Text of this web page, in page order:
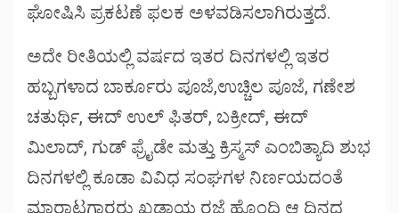
ಘೋಷಿಸಿ ಪ್ರಕಟಣೆ ಫಲಕ ಅಳವಡಿಸಲಾಗಿರುತ್ತದೆ.
ಅದೇ ರೀತಿಯಲ್ಲಿ ವರ್ಷದ ಇತರ ದಿನಗಳಲ್ಲಿ ಇತರ
ಹಬ್ಬಗಳಾದ ಬಾರ್ಕೂರು ಪೂಜೆ,ಉಚ್ಚಿಲ ಪೂಜೆ, ಗಣೇಶ
ಚತುರ್ಥಿ, ಈದ್ ಉಲ್ ಫಿತರ್, ಬಕ್ರೀದ್, ಈದ್
ಮಿಲಾದ್, ಗುಡ್ ಫ್ರೈಡೇ ಮತ್ತು ಕ್ರಿಸ್ಮಸ್ ಎಂಬಿತ್ಯಾದಿ ಶುಭ
ದಿನಗಳಲ್ಲಿ ಕೂಡಾ ವಿವಿಧ ಸಂಘಗಳ ನಿರ್ಣಯದಂತೆ
ಮಾರಾಟಗಾರರು ಖಡ್ಡಾಯ ರಜೆ ಹೊಂದಿ ಆ ದಿನದ